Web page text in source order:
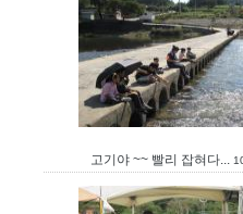
고기야 ~~ 빨리 잡혀다...